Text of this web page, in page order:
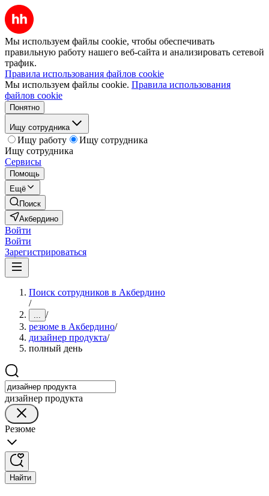
Мы используем файлы cookie, чтобы обеспечивать
правильную работу нашего веб-сайта и анализировать сетевой
трафик.
Правила использования файлов cookie
Мы используем файлы cookie. Правила использования
файлов cookie
Понятно
Ищу сотрудника
Ищу работу
Ищу сотрудника
Ищу сотрудника
Сервисы
Помощь
Ещё
Поиск
Акбердино
Войти
Войти
Зарегистрироваться
Поиск сотрудников в Акбердино
/
... /
резюме в Акбердино/
дизайнер продукта/
полный день
дизайнер продукта
Резюме
Найти